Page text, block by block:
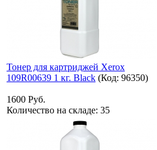
Тонер для картриджей Xerox
109R00639 1 кг. Black (Код: 96350)
1600 Руб.
Количество на складе: 35